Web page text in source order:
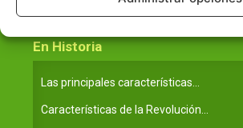
En Historia
Las principales características...
Características de la Revolución...